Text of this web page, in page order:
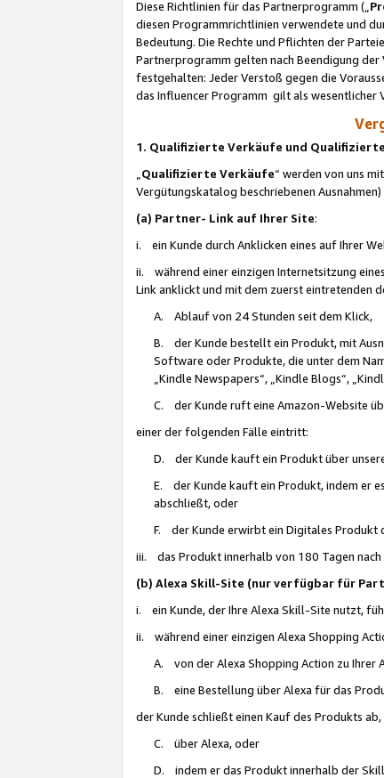
Diese Richtlinien für das Partnerprogramm („
diesen Programmrichtlinien verwendete und
Bedeutung. Die Rechte und Pflichten der
Partnerprogramm gelten nach Beendigung
festgehalten: Jeder Verstoß gegen die
das Influencer Programm gilt als wesentlicher
1. Qualifizierte Verkäufe und
Qualifizierte Verkäufe“ werden von uns
Vergütungskatalog beschriebenen Ausnahmen)
(a) Partner- Link auf Ihrer Site:
i. ein Kunde durch Anklicken eines auf Ihrer
ii. während einer einzigen Internetsitzung
Link anklickt und mit dem zuerst eintretenden
A. Ablauf von 24 Stunden seit dem Klick,
B. der Kunde bestellt ein Produkt, mit
Software oder Produkte, die unter dem
„Kindle Newspapers“, „Kindle Blogs“,
C. der Kunde ruft eine Amazon-Website
einer der folgenden Fälle eintritt:
D. der Kunde kauft ein Produkt über
E. der Kunde kauft ein Produkt, indem er
abschließt, oder
F. der Kunde erwirbt ein Digitales Produkt
iii. das Produkt innerhalb von 180 Tagen
(b) Alexa Skill-Site (nur verfügbar für
i. ein Kunde, der Ihre Alexa Skill-Site nutzt,
ii. während einer einzigen Alexa Shopping
A. von der Alexa Shopping Action zu Ihrer
B. eine Bestellung über Alexa für das
der Kunde schließt einen Kauf des Produkts
C. über Alexa, oder
D. indem er das Produkt innerhalb der